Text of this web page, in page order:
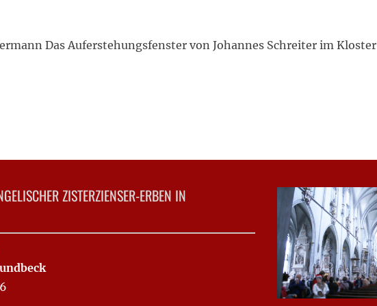
Das Auferstehungsfenster von Johannes Schreiter im Kloster
ZISTERZIENSER-ERBEN IN